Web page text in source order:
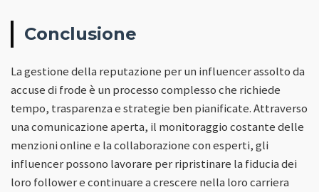
Conclusione
La gestione della reputazione per un influencer assolto da
accuse di frode è un processo complesso che richiede
tempo, trasparenza e strategie ben pianificate. Attraverso
una comunicazione aperta, il monitoraggio costante delle
menzioni online e la collaborazione con esperti, gli
influencer possono lavorare per ripristinare la fiducia dei
loro follower e continuare a crescere nella loro carriera